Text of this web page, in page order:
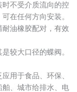
不受介质流向的控
在任何方向安装。
油橡胶配对，有效
较大口径的蝶阀。
用于食品、环保、
、城市给排水、电